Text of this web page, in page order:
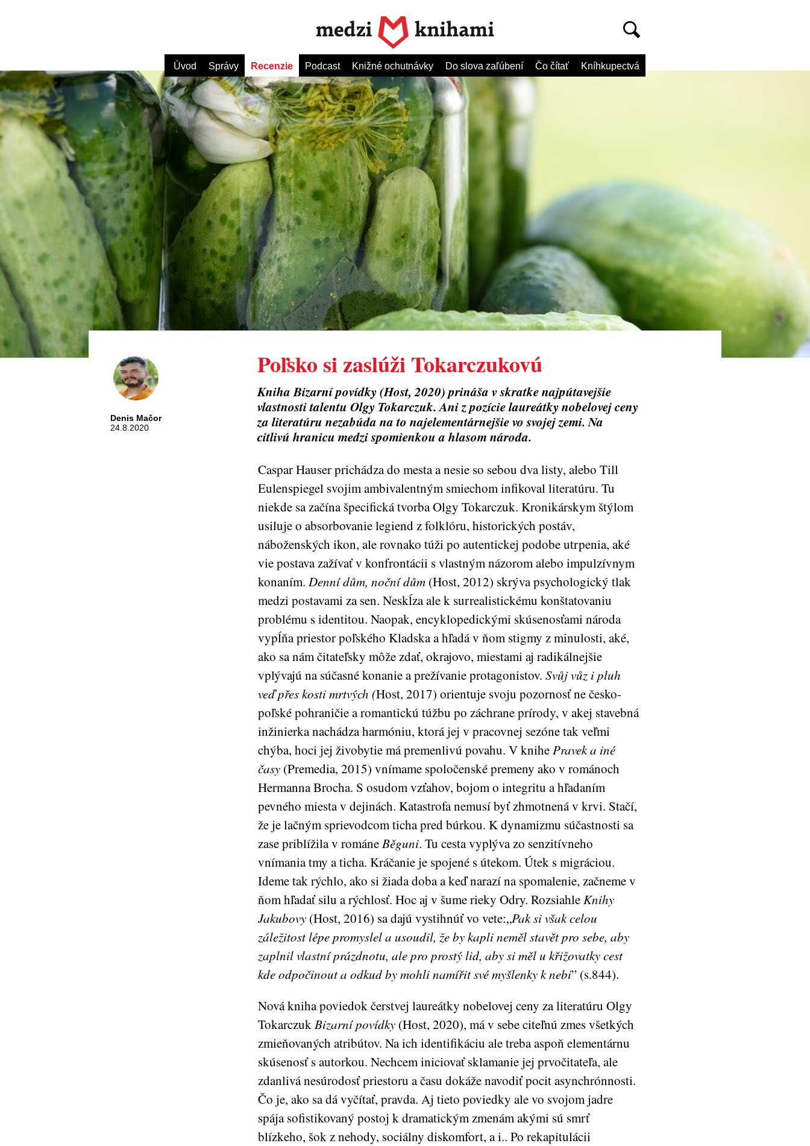
Úvod Správy Recenzie Podcast Knižné ochutnávky Do slova zaľúbení Čo čítať Kníhkupectvá
Denis Mačor
24.8.2020
Poľsko si zaslúži Tokarczukovú
Kniha Bizarní povídky (Host, 2020) prináša v skratke najpútavejšie
vlastnosti talentu Olgy Tokarczuk. Ani z pozície laureátky nobelovej ceny
za literatúru nezabúda na to najelementárnejšie vo svojej zemi. Na
citlivú hranicu medzi spomienkou a hlasom národa.
Caspar Hauser prichádza do mesta a nesie so sebou dva listy, alebo Till
Eulenspiegel svojim ambivalentným smiechom infikoval literatúru. Tu
niekde sa začína špecifická tvorba Olgy Tokarczuk. Kronikárskym štýlom
usiluje o absorbovanie legiend z folklóru, historických postáv,
náboženských ikon, ale rovnako túži po autentickej podobe utrpenia, aké
vie postava zažívať v konfrontácii s vlastným názorom alebo impulzívnym
konaním. Denní dům, noční dům(Host, 2012) skrýva psychologický tlak
medzi postavami za sen. Neskĺza ale k surrealistickému konštatovaniu
problému s identitou. Naopak, encyklopedickými skúsenosťami národa
vypĺňa priestor poľského Kladska a hľadá v ňom stigmy z minulosti, aké,
ako sa nám čitateľsky môže zdať, okrajovo, miestami aj radikálnejšie
vplývajú na súčasné konanie a prežívanie protagonistov. Svůj vůz i pluh
veď přes kosti mrtvých (Host, 2017) orientuje svoju pozornosť ne česko-
poľské pohraničie a romantickú túžbu po záchrane prírody, v akej stavebná
inžinierka nachádza harmóniu, ktorá jej v pracovnej sezóne tak veľmi
chýba, hoci jej živobytie má premenlivú povahu. V knihePravek a iné
časy(Premedia, 2015) vnímame spoločenské premeny ako v románoch
Hermanna Brocha. S osudom vzťahov, bojom o integritu a hľadaním
pevného miesta v dejinách. Katastrofa nemusí byť zhmotnená v krvi. Stačí,
že je lačným sprievodcom ticha pred búrkou. K dynamizmu súčastnosti sa
zase priblížila v románeBěguni. Tu cesta vyplýva zo senzitívneho
vnímania tmy a ticha. Kráčanie je spojené s útekom. Útek s migráciou.
Ideme tak rýchlo, ako si žiada doba a keď narazí na spomalenie, začneme v
ňom hľadať silu a rýchlosť. Hoc aj v šume rieky Odry. RozsiahleKnihy
Jakubovy (Host, 2016) sa dajú vystihnúť vo vete:„Pak si však celou
záležitost lépe promyslel a usoudil, že by kapli neměl stavět pro sebe, aby
zaplnil vlastní prázdnotu, ale pro prostý lid, aby si měl u křižovatky cest
kde odpočinout a odkud by mohli namířit své myšlenky k nebi” (s.844).
Nová kniha poviedok čerstvej laureátky nobelovej ceny za literatúru Olgy
TokarczukBizarní povídky(Host, 2020), má v sebe citeľnú zmes všetkých
zmieňovaných atribútov. Na ich identifikáciu ale treba aspoň elementárnu
skúsenosť s autorkou. Nechcem iniciovať sklamanie jej prvočitateľa, ale
zdanlivá nesúrodosť priestoru a času dokáže navodiť pocit asynchrónnosti.
Čo je, ako sa dá vyčítať, pravda. Aj tieto poviedky ale vo svojom jadre
spája sofistikovaný postoj k dramatickým zmenám akými sú smrť
blízkeho, šok z nehody, sociálny diskomfort, a i.. Po rekapitulácii